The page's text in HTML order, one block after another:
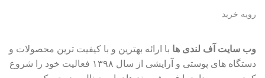
رویه خرید
وب سایت آف لندی ها با ارائه بهترین و با کیفیت ترین محصولات و
دستگاه های پوستی و آرایشی از سال ۱۳۹۸ فعالیت خود را شروع